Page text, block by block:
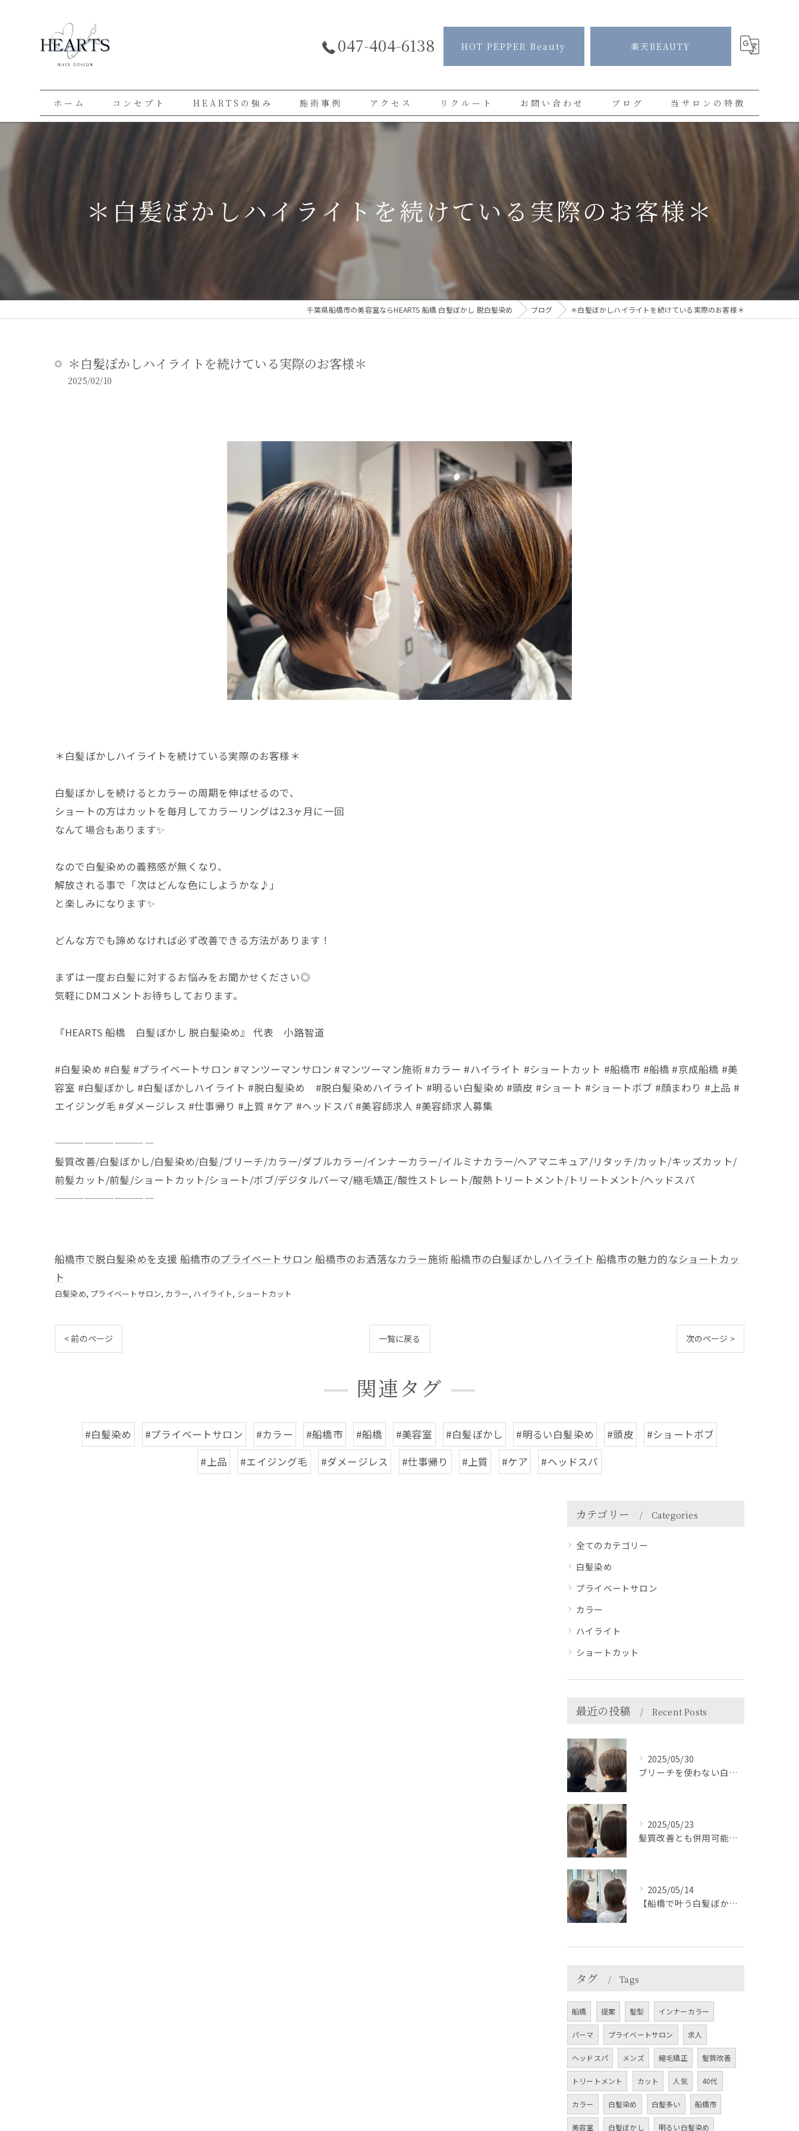
047-404-6138 HOT PEPPER Beauty 楽天BEAUTY
ホーム コンセプト HEARTSの強み 施術事例
お客様の声
アクセス リクルート お問い合わせ ブログ 当サロンの特徴
白髪染め
プライベートサロン
ハイライト
＊白髪ぼかしハイライトを続けている実際のお客様＊
千葉県船橋市の美容室ならHEARTS 船橋 白髪ぼかし 脱白髪染め ブログ ＊白髪ぼかしハイライトを続けている実際のお客様＊
＊白髪ぼかしハイライトを続けている実際のお客様＊
2025/02/10
＊白髪ぼかしハイライトを続けている実際のお客様＊
白髪ぼかしを続けるとカラーの周期を伸ばせるので、
ショートの方はカットを毎月してカラーリングは2.3ヶ月に一回
なんて場合もあります✨
なので白髪染めの義務感が無くなり、
解放される事で「次はどんな色にしようかな♪」
と楽しみになります✨
どんな方でも諦めなければ必ず改善できる方法があります！
まずは一度お白髪に対するお悩みをお聞かせください◎
気軽にDMコメントお待ちしております。
『HEARTS 船橋 白髪ぼかし 脱白髪染め』 代表 小路智道
#白髪染め #白髪 #プライベートサロン #マンツーマンサロン #マンツーマン施術 #カラー #ハイライト #ショートカット #船橋市 #船橋 #京成船橋 #美
容室 #白髪ぼかし #白髪ぼかしハイライト #脱白髪染め #脱白髪染めハイライト #明るい白髪染め #頭皮 #ショート #ショートボブ #顔まわり #上品 #
エイジング毛 #ダメージレス #仕事帰り #上質 #ケア #ヘッドスパ #美容師求人 #美容師求人募集
——————————
髪質改善/白髪ぼかし/白髪染め/白髪/ブリーチ/カラー/ダブルカラー/インナーカラー/イルミナカラー/ヘアマニキュア/リタッチ/カット/キッズカット/
前髪カット/前髪/ショートカット/ショート/ボブ/デジタルパーマ/縮毛矯正/酸性ストレート/酸熱トリートメント/トリートメント/ヘッドスパ
——————————
船橋市で脱白髪染めを支援 船橋市のプライベートサロン 船橋市のお洒落なカラー施術船橋市の白髪ぼかしハイライト 船橋市の魅力的なショートカッ
ト
白髪染め プライベートサロン カラー ハイライト ショートカット
< 前のページ 一覧に戻る 次のページ >
関連タグ
#白髪染め #プライベートサロン #カラー #船橋市 #船橋 #美容室 #白髪ぼかし #明るい白髪染め #頭皮
#ショートボブ
#上品
#エイジング毛 #ダメージレス #仕事帰り #上質 #ケア #ヘッドスパ
カテゴリー Categories
全てのカテゴリー
白髪染め
プライベートサロン
カラー
ハイライト
ショートカット
最近の投稿 Recent Posts
2025/05/30
ブリーチを使わない白髪ぼかしで自然におしゃれに＊HEARTS...
2025/05/23
髪質改善とも併用可能◎＊HEARTS船橋白髪ぼかし
2025/05/14
【船橋で叶う白髪ぼかし】白髪比率が多くても出来る脱白髪染め⭐...
タグ Tags
船橋 提案 髪型 インナーカラー
パーマ プライベートサロン 求人
ヘッドスパ メンズ 縮毛矯正 髪質改善
トリートメント カット 人気 40代
カラー 白髪染め 白髪多い 船橋市
美容室 白髪ぼかし 明るい白髪染め